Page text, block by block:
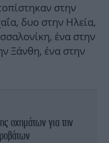
στην
δυο στην Ηλεία,
ένα στην
Ξάνθη, ένα στην
οχημάτων για την